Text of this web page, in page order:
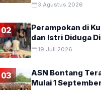
3 Agustus 2026
02
Perampokan di
dan Istri Diduga
19 Juli 2026
03
ASN Bontang
Mulai 1